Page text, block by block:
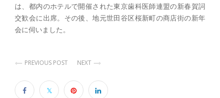
は、都内のホテルで開催された東京歯科医師連盟の新春賀詞
交歓会に出席。その後、地元世田谷区桜新町の商店街の新年
会に伺いました。
PREVIOUS POST NEXT